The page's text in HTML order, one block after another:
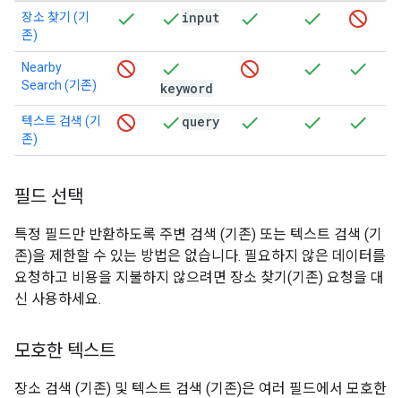
장소 찾기 (기
존)
input
Nearby
Search (기존)
keyword
텍스트 검색 (기
존)
query
필드 선택
특정 필드만 반환하도록 주변 검색 (기존) 또는 텍스트 검색 (기
존)을 제한할 수 있는 방법은 없습니다. 필요하지 않은 데이터를
요청하고 비용을 지불하지 않으려면 장소 찾기(기존) 요청을 대
신 사용하세요.
모호한 텍스트
장소 검색 (기존) 및 텍스트 검색 (기존)은 여러 필드에서 모호한